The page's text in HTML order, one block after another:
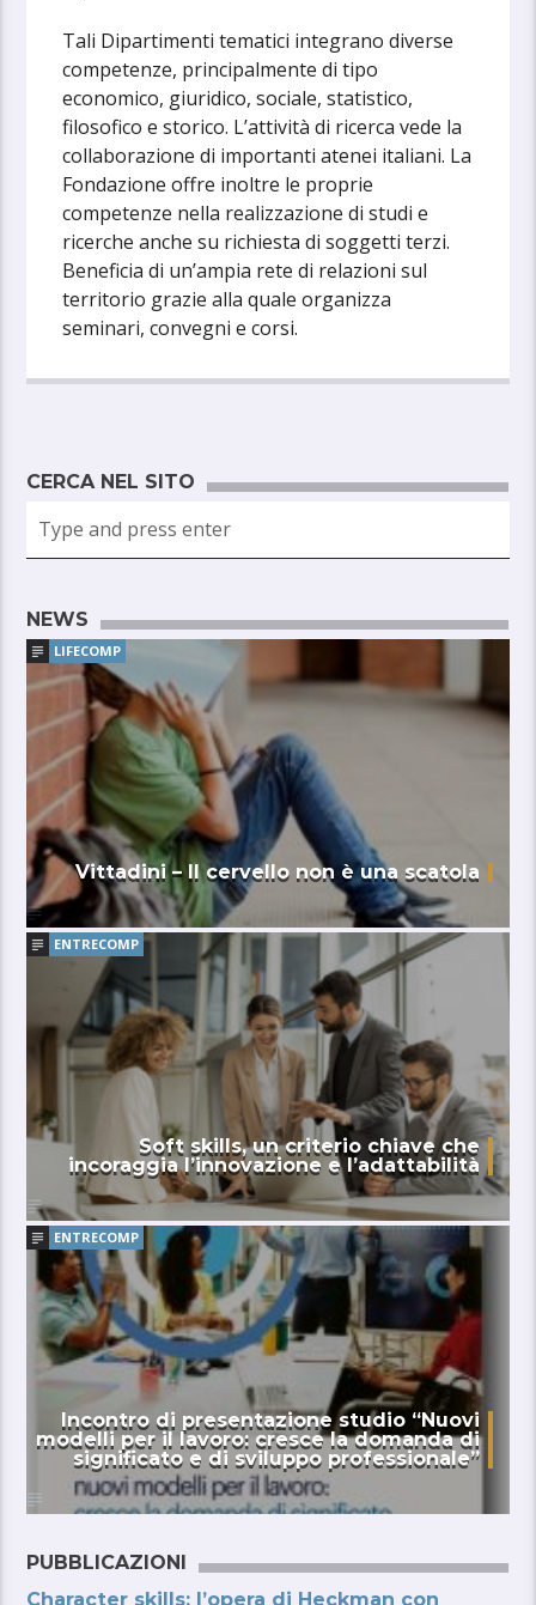
Tali Dipartimenti tematici integrano diverse
competenze, principalmente di tipo
economico, giuridico, sociale, statistico,
filosofico e storico. L’attività di ricerca vede la
collaborazione di importanti atenei italiani. La
Fondazione offre inoltre le proprie
competenze nella realizzazione di studi e
ricerche anche su richiesta di soggetti terzi.
Beneficia di un’ampia rete di relazioni sul
territorio grazie alla quale organizza
seminari, convegni e corsi.
CERCA NEL SITO
NEWS
LIFECOMP
Vittadini – Il cervello non è una scatola
ENTRECOMP
Soft skills, un criterio chiave che
incoraggia l’innovazione e l’adattabilità
ENTRECOMP
Incontro di presentazione studio “Nuovi
modelli per il lavoro: cresce la domanda di
significato e di sviluppo professionale”
PUBBLICAZIONI
Character skills: l’opera di Heckman con